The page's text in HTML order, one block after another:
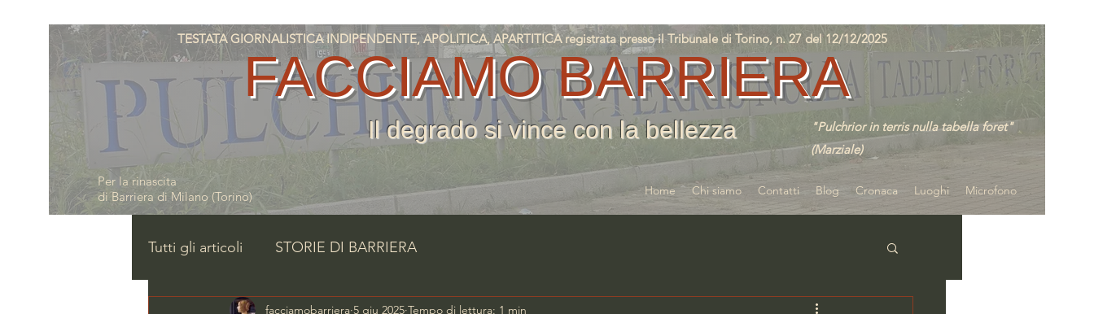
Per la rinascita
di Barriera di Milano (Torino)
FACCIAMO BARRIERA
Il degrado si vince con la bellezza
"Pulchrior in terris nulla tabella foret"
(Marziale)
Home Chi siamo Contatti Blog Cronaca Luoghi Microfono
TESTATA GIORNALISTICA INDIPENDENTE, APOLITICA, APARTITICA registrata presso il Tribunale di Torino, n. 27 del 12/12/2025
Tutti gli articoli STORIE DI BARRIERA
facciamobarriera 5 giu 2025 Tempo di lettura: 1 min